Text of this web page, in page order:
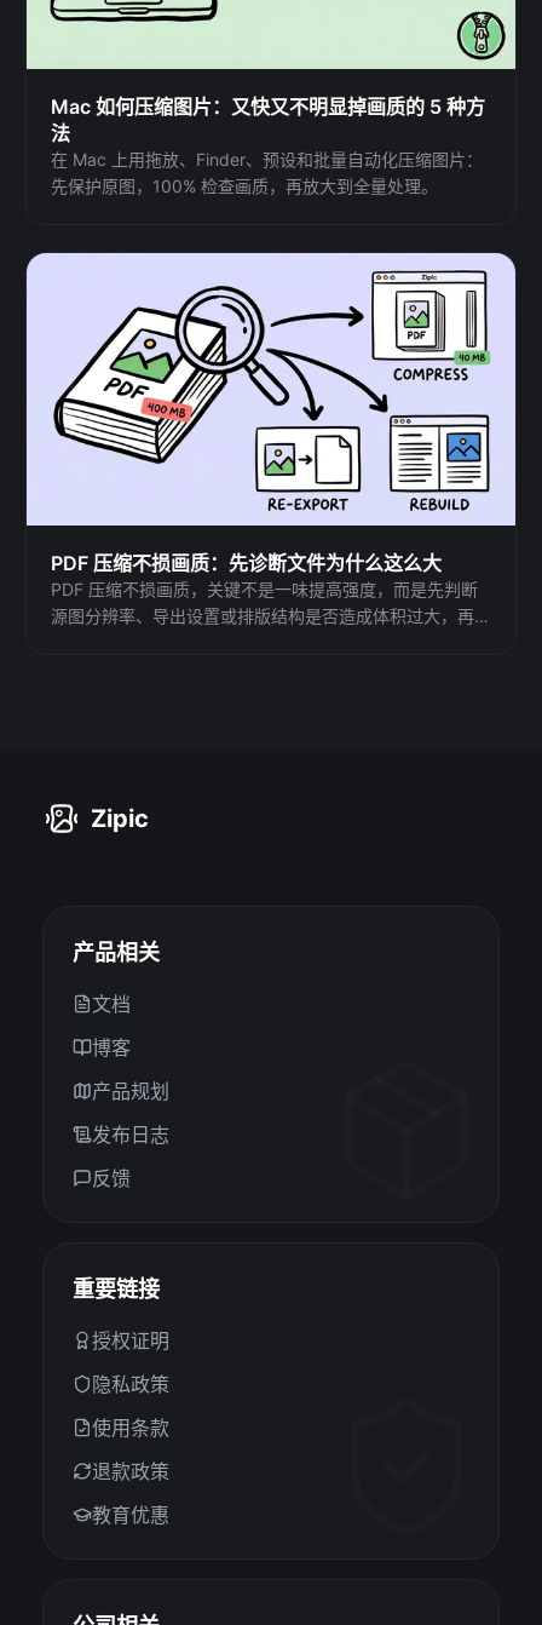
Mac 如何压缩图片：又快又不明显掉画质的 5 种方
法
在 Mac 上用拖放、Finder、预设和批量自动化压缩图片：
先保护原图，100% 检查画质，再放大到全量处理。
PDF 压缩不损画质：先诊断文件为什么这么大
PDF 压缩不损画质，关键不是一味提高强度，而是先判断
源图分辨率、导出设置或排版结构是否造成体积过大，再
Zipic
产品相关
文档
博客
产品规划
发布日志
反馈
重要链接
授权证明
隐私政策
使用条款
退款政策
教育优惠